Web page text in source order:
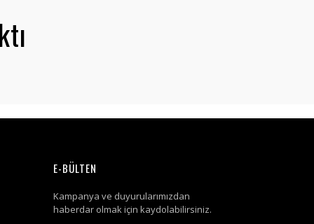
E-BÜLTEN
Kampanya ve duyurularımızdan
haberdar olmak için kaydolabilirsiniz.